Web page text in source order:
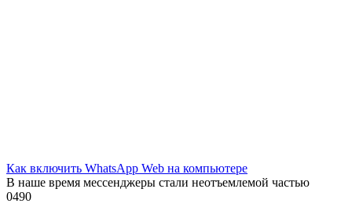
Как включить WhatsApp Web на компьютере
В наше время мессенджеры стали неотъемлемой частью
0490